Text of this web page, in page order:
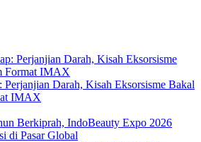
Perjanjian Darah, Kisah Eksorsisme Bakal
IMAX